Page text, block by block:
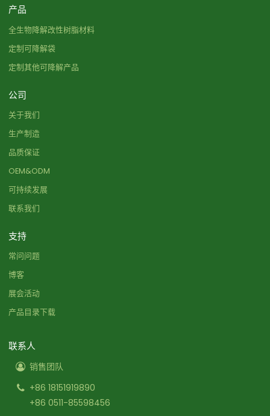
产品
全生物降解改性树脂材料
定制可降解袋
定制其他可降解产品
公司
关于我们
生产制造
品质保证
OEM&ODM
可持续发展
联系我们
支持
常问问题
博客
展会活动
产品目录下载
联系人
销售团队
+86 18151919890
+86 0511-85598456